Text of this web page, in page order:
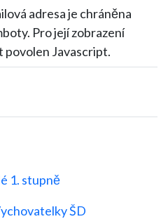
adresa je chráněna
Pro její zobrazení
povolen Javascript.
1. stupně
ŠD